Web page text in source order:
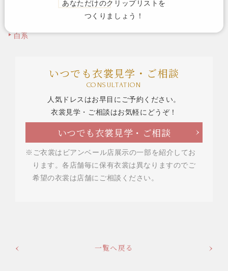
あなただけのクリップリストを
つくりましょう！
白系
いつでも衣裳見学・ご相談
CONSULTATION
人気ドレスはお早目にご予約ください。
衣裳見学・ご相談はお気軽にどうぞ！
いつでも衣裳見学・ご相談
※ご衣裳はビアンベール店展示の一部を紹介してお
ります。各店舗毎に保有衣裳は異なりますのでご
希望の衣裳は店舗にご相談ください。
一覧へ戻る